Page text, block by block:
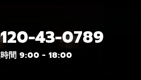
43-0789
時間 9:00 - 18:00